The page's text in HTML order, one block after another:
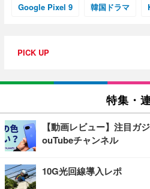
Google Pixel 9 韓国ドラマ
PICK UP
特集・
【動画レビュー】注目ガ
ouTubeチャンネル
10G光回線導入レポ